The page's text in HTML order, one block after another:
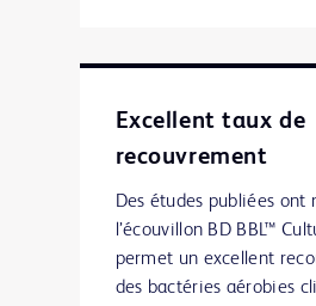
Excellent taux de
recouvrement
Des études publiées ont
l’écouvillon BD BBL™
permet un excellent
des bactéries aérobies